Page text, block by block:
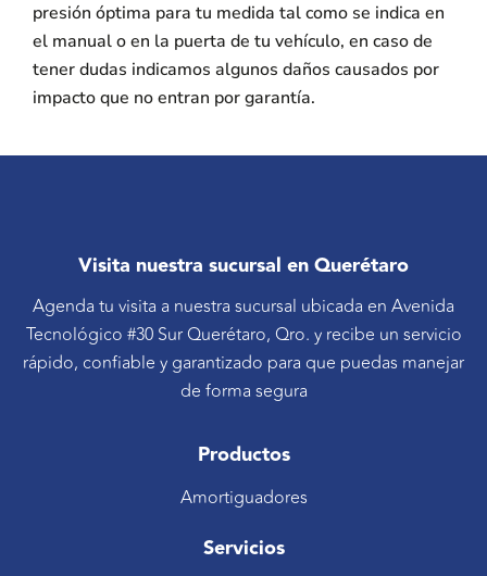
presión óptima para tu medida tal como se indica en
el manual o en la puerta de tu vehículo, en caso de
tener dudas indicamos algunos daños causados por
impacto que no entran por garantía.
Visita nuestra sucursal en Querétaro
Agenda tu visita a nuestra sucursal ubicada en Avenida
Tecnológico #30 Sur Querétaro, Qro. y recibe un servicio
rápido, confiable y garantizado para que puedas manejar
de forma segura
Productos
Amortiguadores
Servicios